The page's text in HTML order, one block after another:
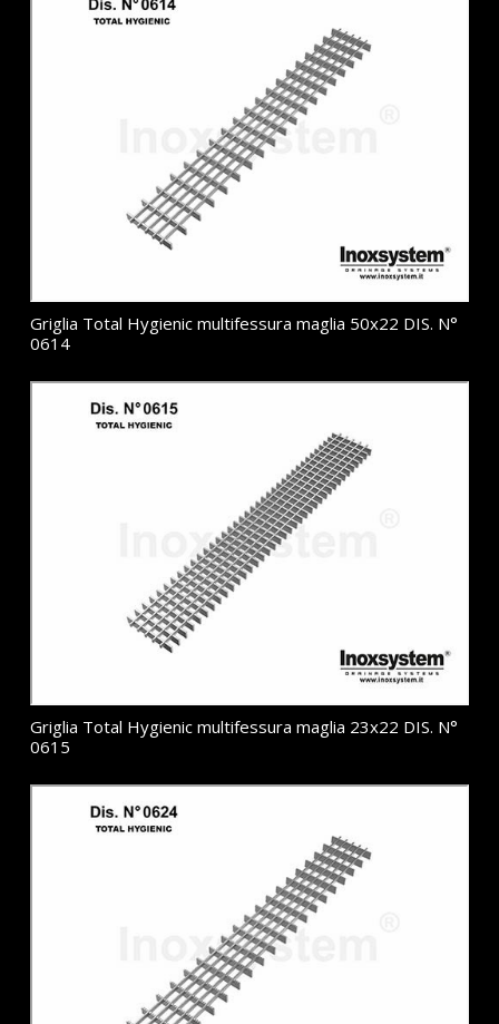
Griglia Total Hygienic multifessura maglia 50x22 DIS. N°
0614
Griglia Total Hygienic multifessura maglia 23x22 DIS. N°
0615